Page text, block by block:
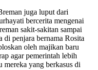
juga luput dari
bercerita mengenai
sakit-sakitan sampai
di penjara bernama Rosita
oleh majikan baru
agar pemerintah lebih
mereka yang berkasus di